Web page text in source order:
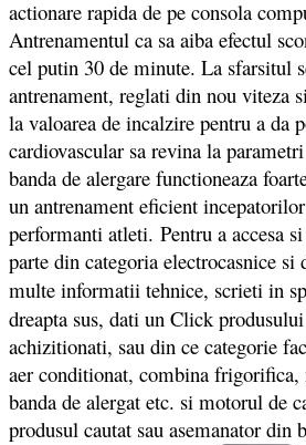
actionare rapida de pe consola
Antrenamentul ca sa aiba efectul
cel putin 30 de minute. La sfarsitul
antrenament, reglati din nou viteza
la valoarea de incalzire pentru a da
cardiovascular sa revina la
banda de alergare functioneaza
un antrenament eficient
performanti atleti. Pentru a accesa
parte din categoria electrocasnice
multe informatii tehnice, scrieti in
dreapta sus, dati un Click
achizitionati, sau din ce categorie
aer conditionat, combina frigorifica,
banda de alergat etc. si motorul de
produsul cautat sau asemanator din